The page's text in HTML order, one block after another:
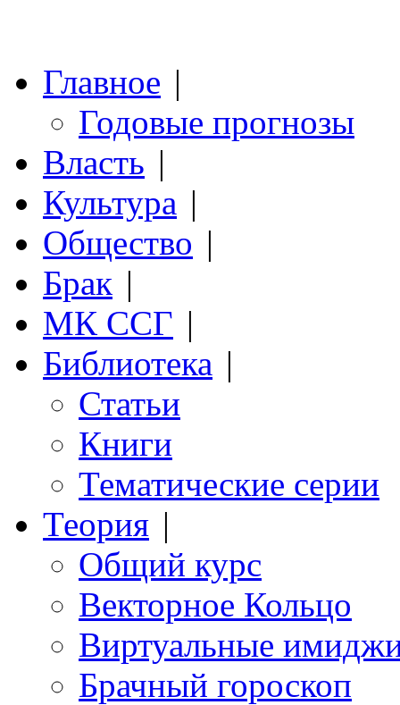
Главное |
Годовые прогнозы
Власть |
Культура |
Общество |
Брак |
МК ССГ |
Библиотека |
Статьи
Книги
Тематические серии
Теория |
Общий курс
Векторное Кольцо
Виртуальные
Брачный гороскоп